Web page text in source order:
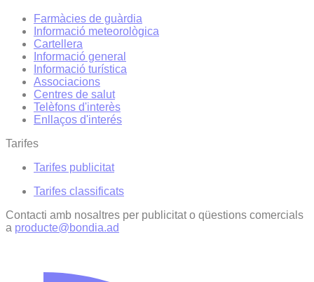
Farmàcies de guàrdia
Informació meteorològica
Cartellera
Informació general
Informació turística
Associacions
Centres de salut
Telèfons d'interès
Enllaços d'interés
Tarifes
Tarifes publicitat
Tarifes classificats
Contacti amb nosaltres per publicitat o qüestions comercials
a producte@bondia.ad